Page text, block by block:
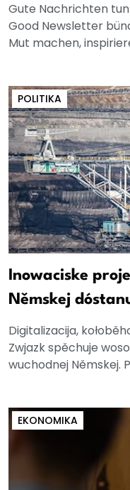
Gute Nachrichten
Good Newsletter
Mut machen,
POLITIKA
Inowaciske
Němskej
Digitalizacija,
Zwjazk spěchuje
wuchodnej Němskej.
EKONOMIKA